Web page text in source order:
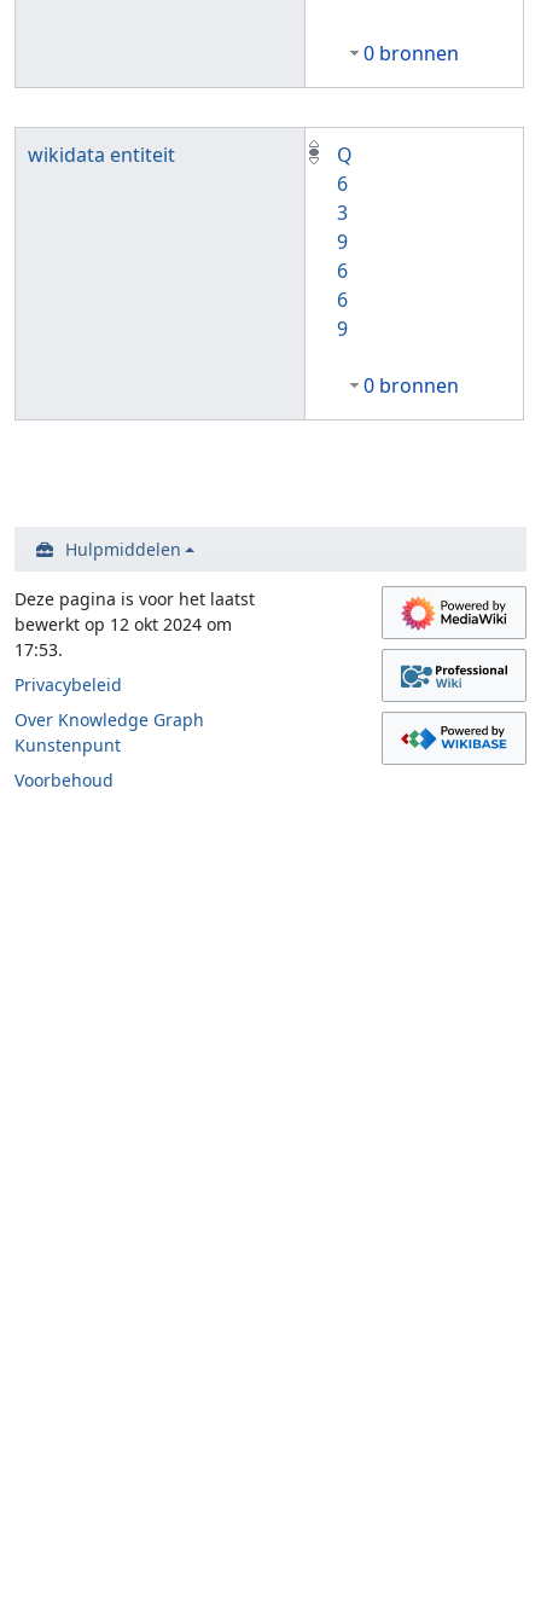
0 bronnen
wikidata entiteit
Q
6
3
9
6
6
9
0 bronnen
Hulpmiddelen
Deze pagina is voor het laatst
bewerkt op 12 okt 2024 om
17:53.
Privacybeleid
Over Knowledge Graph
Kunstenpunt
Voorbehoud